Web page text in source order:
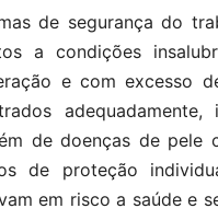
de segurança do
a condições
e com excesso
adequadamente,
de doenças de pele
de proteção
em risco a saúde e